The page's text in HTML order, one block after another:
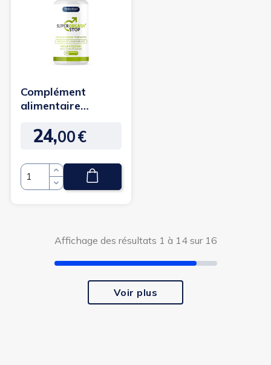
Complément
alimentaire
prolongés - 1 mois
Prix
24,00€
Quantité
Affichage des résultats 1 à 14 sur 16
Voir plus